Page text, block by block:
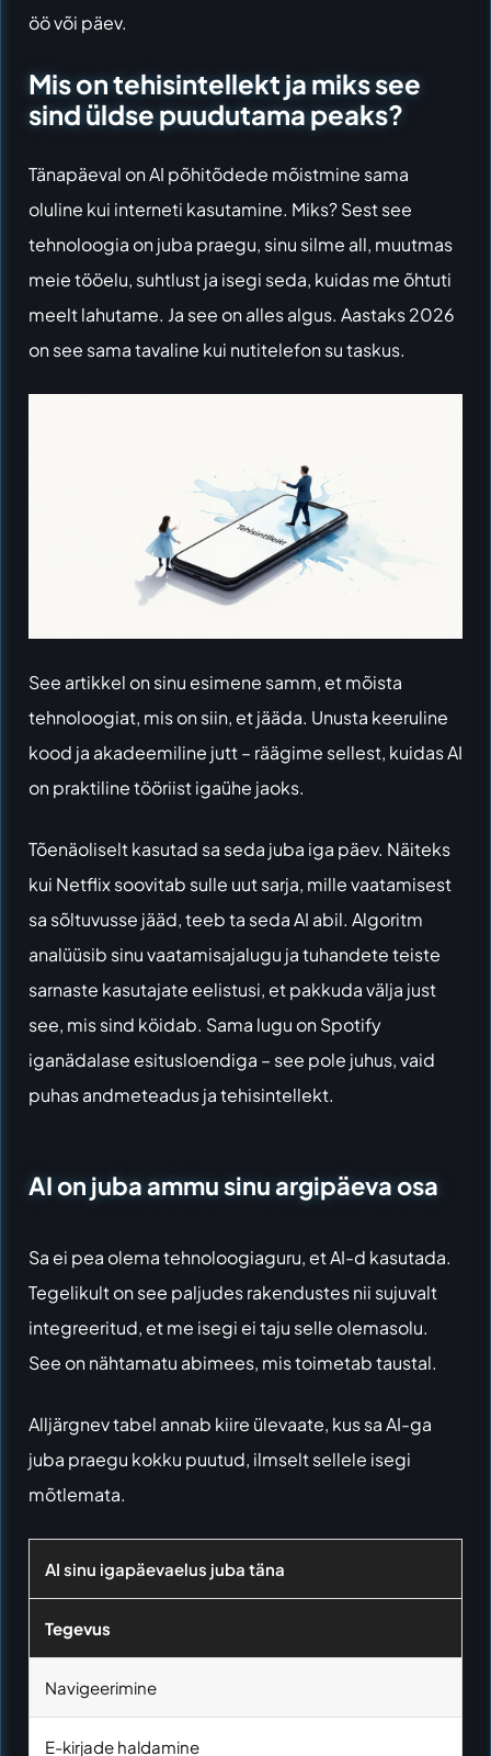
öö või päev.
Mis on tehisintellekt ja miks see
sind üldse puudutama peaks?
Tänapäeval on AI põhitõdede mõistmine sama
oluline kui interneti kasutamine. Miks? Sest see
tehnoloogia on juba praegu, sinu silme all, muutmas
meie tööelu, suhtlust ja isegi seda, kuidas me õhtuti
meelt lahutame. Ja see on alles algus. Aastaks 2026
on see sama tavaline kui nutitelefon su taskus.
See artikkel on sinu esimene samm, et mõista
tehnoloogiat, mis on siin, et jääda. Unusta keeruline
kood ja akadeemiline jutt – räägime sellest, kuidas AI
on praktiline tööriist igaühe jaoks.
Tõenäoliselt kasutad sa seda juba iga päev. Näiteks
kui Netflixsoovitab sulle uut sarja, mille vaatamisest
sa sõltuvusse jääd, teeb ta seda AI abil. Algoritm
analüüsib sinu vaatamisajalugu ja tuhandete teiste
sarnaste kasutajate eelistusi, et pakkuda välja just
see, mis sind köidab. Sama lugu onSpotify
iganädalase esitusloendiga – see pole juhus, vaid
puhas andmeteadus ja tehisintellekt.
AI on juba ammu sinu argipäeva osa
Sa ei pea olema tehnoloogiaguru, et AI-d kasutada.
Tegelikult on see paljudes rakendustes nii sujuvalt
integreeritud, et me isegi ei taju selle olemasolu.
See on nähtamatu abimees, mis toimetab taustal.
Alljärgnev tabel annab kiire ülevaate, kus sa AI-ga
juba praegu kokku puutud, ilmselt sellele isegi
mõtlemata.
AI sinu igapäevaelus juba täna
Tegevus
Navigeerimine
E-kirjade haldamine